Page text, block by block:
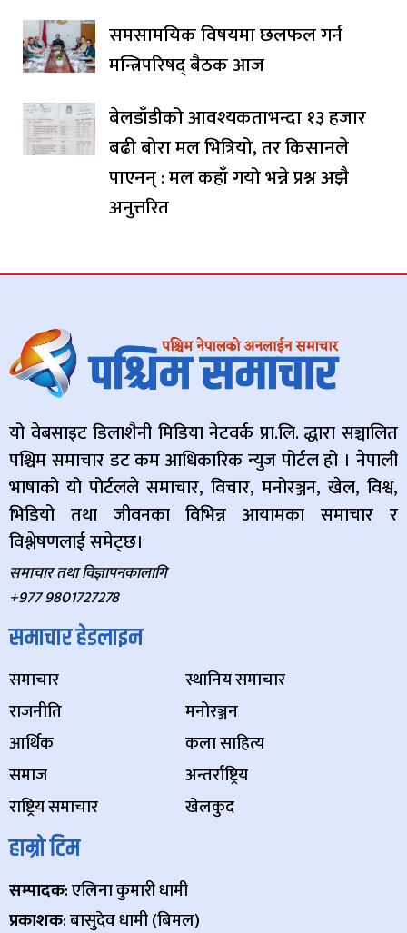
समसामयिक विषयमा छलफल गर्न
मन्त्रिपरिषद् बैठक आज
बेलडाँडीको आवश्यकताभन्दा १३ हजार
बढी बोरा मल भित्रियो, तर किसानले
पाएनन् : मल कहाँ गयो भन्ने प्रश्न अझै
अनुत्तरित
यो वेबसाइट डिलाशैनी मिडिया नेटवर्क प्रा.लि. द्धारा सञ्चालित
पश्चिम समाचार डट कम आधिकारिक न्युज पोर्टल हो । नेपाली
भाषाको यो पोर्टलले समाचार, विचार, मनोरञ्जन, खेल, विश्व,
भिडियो तथा जीवनका विभिन्न आयामका समाचार र
विश्लेषणलाई समेट्छ।
समाचार तथा विज्ञापनकालागि
+977 9801727278
समाचार हेडलाइन
समाचार
राजनीति
आर्थिक
समाज
राष्ट्रिय समाचार
स्थानिय समाचार
मनोरञ्जन
कला साहित्य
अन्तर्राष्ट्रिय
खेलकुद
हाम्रो टिम
सम्पादक: एलिना कुमारी धामी
प्रकाशक: बासुदेव धामी (बिमल)